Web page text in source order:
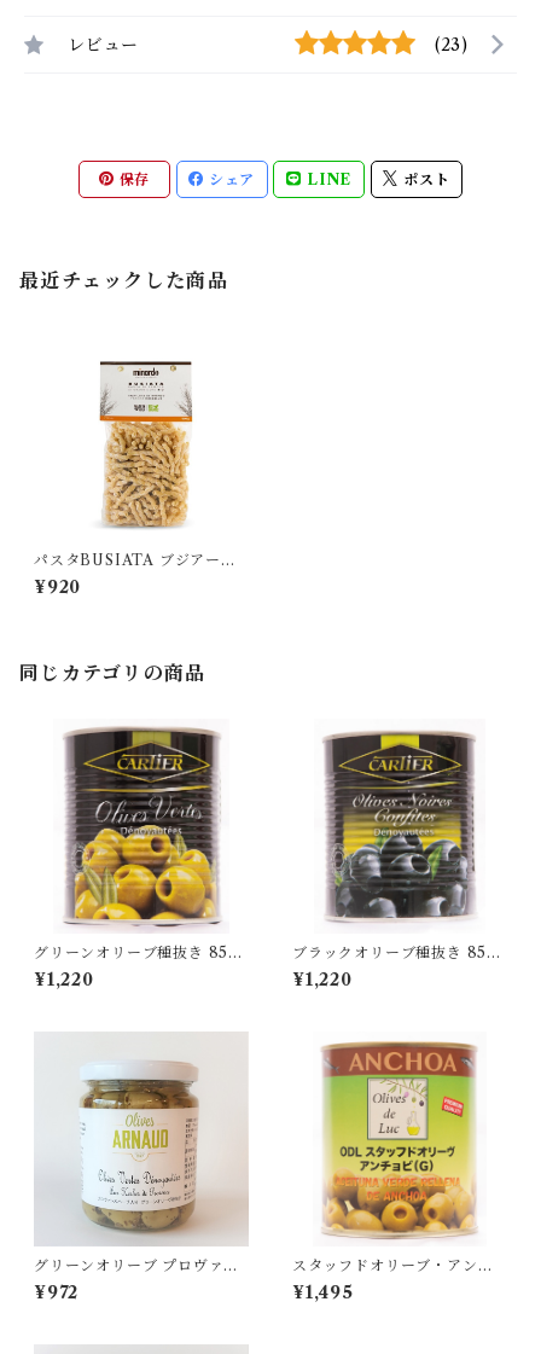
レビュー (23)
保存 シェア LINE ポスト
最近チェックした商品
パスタBUSIATA ブジアータ
250g
¥920
同じカテゴリの商品
グリーンオリーブ種抜き 850
g（固形量360g）
¥1,220
ブラックオリーブ種抜き 850
g（固形量360g）
¥1,220
グリーンオリーブ プロヴァン
スハーブ入り種抜き 260g
（固形量130g）
¥972
スタッフドオリーブ・アンチ
ョビ 830g（固形量345g）
¥1,495